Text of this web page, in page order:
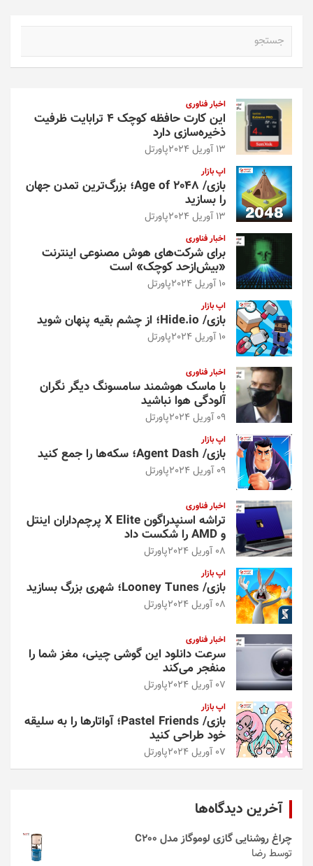
اخبار فناوری
این کارت حافظه کوچک ۴ ترابایت ظرفیت
ذخیره‌سازی دارد
13 آوریل 2024 پاورتل
اپ بازار
بازی/ Age of 2048؛ بزرگ‌ترین تمدن جهان
را بسازید
13 آوریل 2024 پاورتل
اخبار فناوری
برای شرکت‌های هوش مصنوعی اینترنت
«بیش‌از‌حد کوچک» است
10 آوریل 2024 پاورتل
اپ بازار
بازی/ Hide.io؛ از چشم بقیه پنهان شوید
10 آوریل 2024 پاورتل
اخبار فناوری
با ماسک هوشمند سامسونگ دیگر نگران
آلودگی هوا نباشید
09 آوریل 2024 پاورتل
اپ بازار
بازی/ Agent Dash؛ سکه‌ها را جمع کنید
09 آوریل 2024 پاورتل
اخبار فناوری
تراشه اسنپدراگون X Elite پرچم‌داران اینتل
و AMD را شکست داد
08 آوریل 2024 پاورتل
اپ بازار
بازی/ Looney Tunes؛ شهری بزرگ بسازید
08 آوریل 2024 پاورتل
اخبار فناوری
سرعت دانلود این گوشی چینی، مغز شما را
منفجر می‌کند
07 آوریل 2024 پاورتل
اپ بازار
بازی/ Pastel Friends؛ آواتارها را به سلیقه
خود طراحی کنید
07 آوریل 2024 پاورتل
آخرین دیدگاه‌ها
چراغ روشنایی گازی لوموگاز مدل C200
توسط رضا